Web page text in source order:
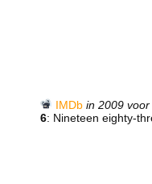
IMDb in 2009
6: Nineteen eighty-